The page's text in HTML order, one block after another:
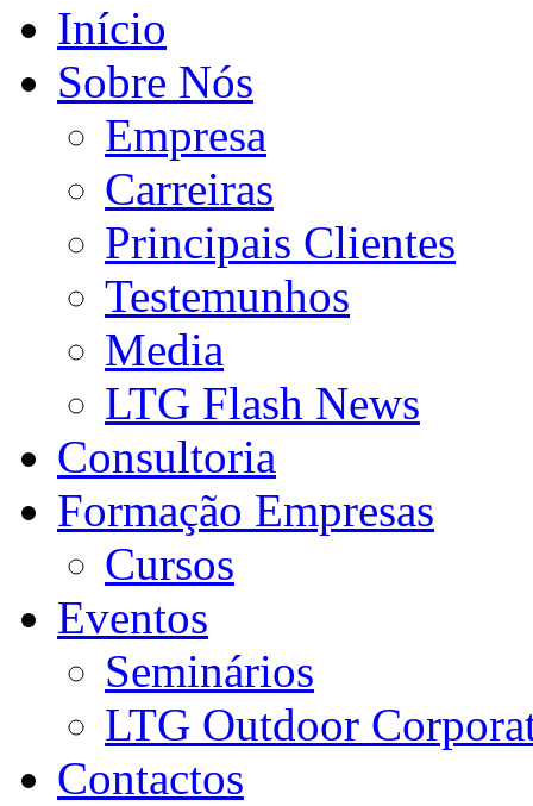
Início
Sobre Nós
Empresa
Carreiras
Principais Clientes
Testemunhos
Media
LTG Flash News
Consultoria
Formação Empresas
Cursos
Eventos
Seminários
LTG Outdoor
Contactos